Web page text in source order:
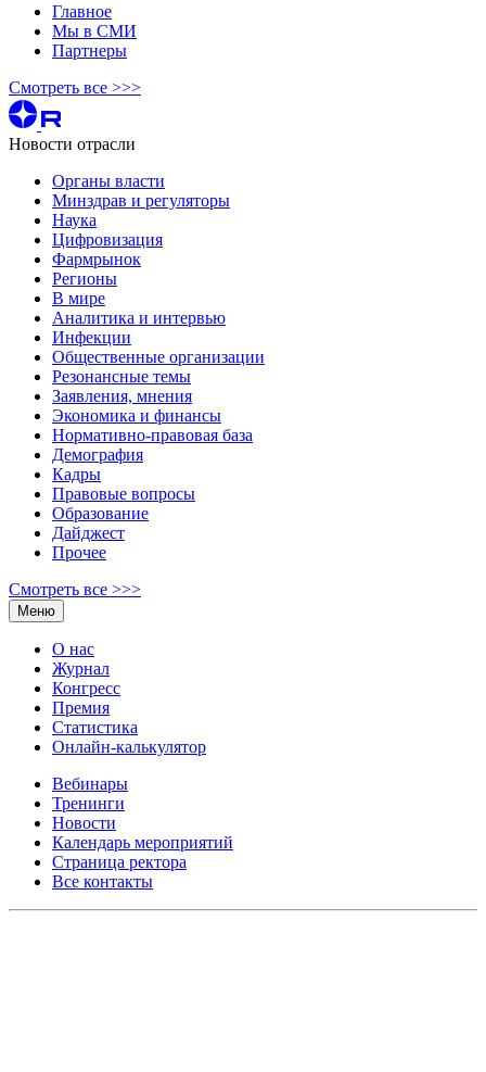
Главное
Мы в СМИ
Партнеры
Смотреть все >>>
Новости отрасли
Органы власти
Минздрав и регуляторы
Наука
Цифровизация
Фармрынок
Регионы
В мире
Аналитика и интервью
Инфекции
Общественные организации
Резонансные темы
Заявления, мнения
Экономика и финансы
Нормативно-правовая база
Демография
Кадры
Правовые вопросы
Образование
Дайджест
Прочее
Смотреть все >>>
Меню
О нас
Журнал
Конгресс
Премия
Статистика
Онлайн-калькулятор
Вебинары
Тренинги
Новости
Календарь мероприятий
Страница ректора
Все контакты